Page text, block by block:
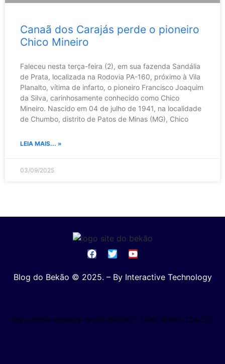
Canaã dos Carajás perde o pioneiro
Chico Mineiro
Faleceu nesta terça-feira (2), em sua fazenda Sandália
de Prata, localizada na Rodovia PA-160, próximo à Vila
Planalto, vítima de infarto, o pioneiro Francisco Joaquim
da Silva, carinhosamente conhecido como Chico
Mineiro. Nascido em 04 de julho de 1941, na localidade
de Chumbo, distrito de Patos de Minas (MG), Chico
LEIA MAIS... »
03/09/2025
Blog do Bekão © 2025. – By Interactive Technology